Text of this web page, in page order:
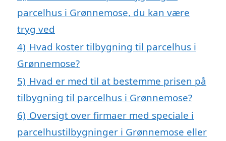
parcelhus i Grønnemose, du kan være
tryg ved
4) Hvad koster tilbygning til parcelhus i
Grønnemose?
5) Hvad er med til at bestemme prisen på
tilbygning til parcelhus i Grønnemose?
6) Oversigt over firmaer med speciale i
parcelhustilbygninger i Grønnemose eller